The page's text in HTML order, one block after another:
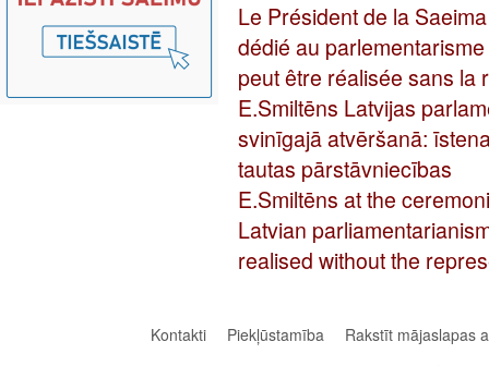
Le Président de la
dédié au
peut être réalisée sans la
E.Smiltēns Latvijas
svinīgajā atvēršanā:
tautas pārstāvniecības
E.Smiltēns at the
Latvian
realised without the
Kontakti Piekļūstamība
Rakstīt mājaslapas